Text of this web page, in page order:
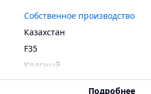
Собственное производство
Казахстан
F35
Красный
Гладкая
Подробнее